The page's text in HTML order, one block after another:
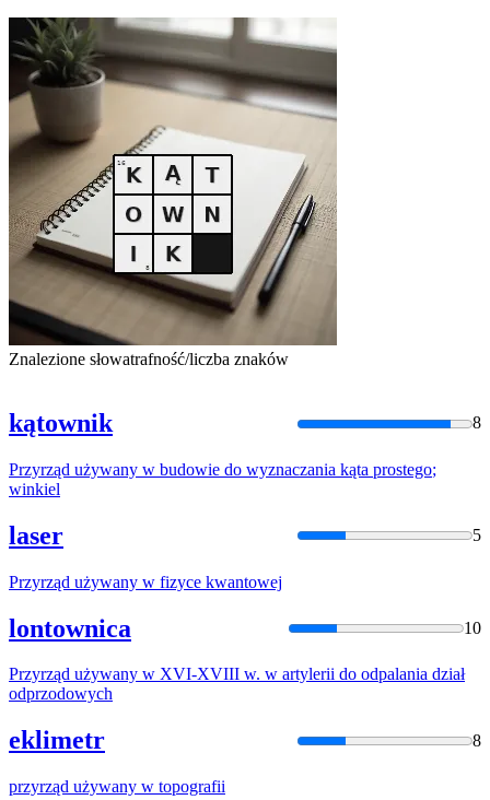
Znalezione słowatrafność/liczba znaków
kątownik 8
Przyrząd używany w budowie do wyznaczania kąta prostego;
winkiel
laser 5
Przyrząd używany w fizyce kwantowej
lontownica 10
Przyrząd używany w XVI-XVIII w. w artylerii do odpalania dział
odprzodowych
eklimetr 8
przyrząd używany w topografii